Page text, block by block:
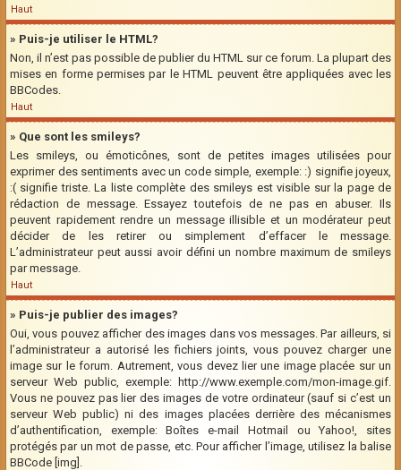
Haut
» Puis-je utiliser le HTML?
Non, il n’est pas possible de publier du HTML sur ce forum. La plupart des
mises en forme permises par le HTML peuvent être appliquées avec les
BBCodes.
Haut
» Que sont les smileys?
Les smileys, ou émoticônes, sont de petites images utilisées pour
exprimer des sentiments avec un code simple, exemple: :) signifie joyeux,
:( signifie triste. La liste complète des smileys est visible sur la page de
rédaction de message. Essayez toutefois de ne pas en abuser. Ils
peuvent rapidement rendre un message illisible et un modérateur peut
décider de les retirer ou simplement d’effacer le message.
L’administrateur peut aussi avoir défini un nombre maximum de smileys
par message.
Haut
» Puis-je publier des images?
Oui, vous pouvez afficher des images dans vos messages. Par ailleurs, si
l’administrateur a autorisé les fichiers joints, vous pouvez charger une
image sur le forum. Autrement, vous devez lier une image placée sur un
serveur Web public, exemple: http://www.exemple.com/mon-image.gif.
Vous ne pouvez pas lier des images de votre ordinateur (sauf si c’est un
serveur Web public) ni des images placées derrière des mécanismes
d’authentification, exemple: Boîtes e-mail Hotmail ou Yahoo!, sites
protégés par un mot de passe, etc. Pour afficher l’image, utilisez la balise
BBCode [img].